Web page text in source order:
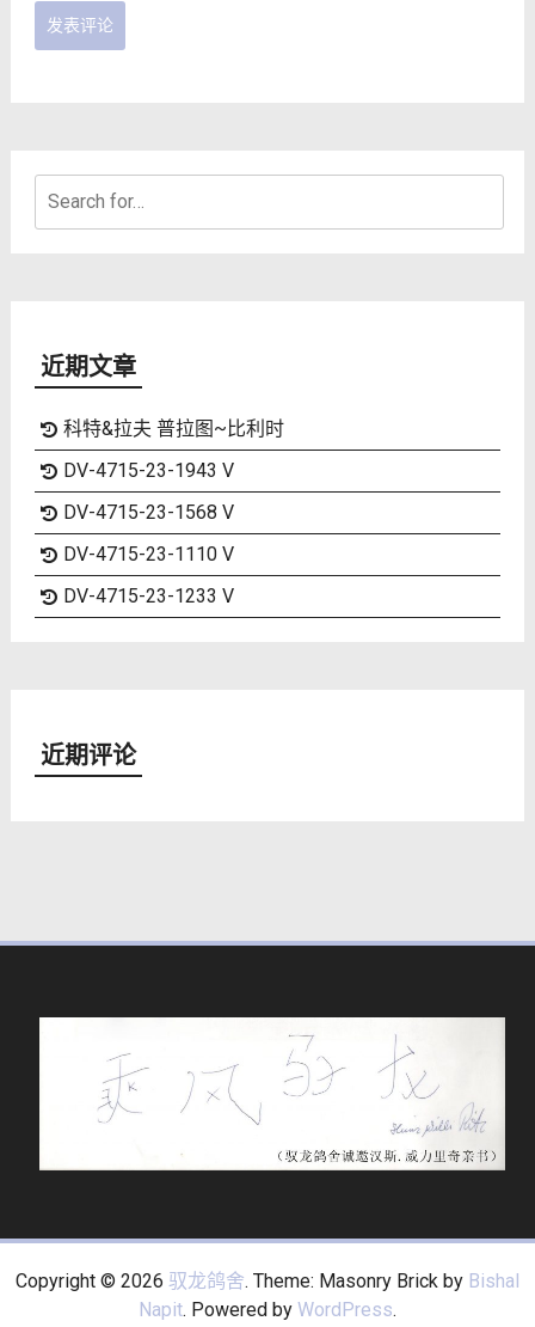
近期文章
科特&拉夫 普拉图~比利时
DV-4715-23-1943 V
DV-4715-23-1568 V
DV-4715-23-1110 V
DV-4715-23-1233 V
近期评论
Copyright © 2026 驭龙鸽舍. Theme: Masonry Brick by Bishal
Napit. Powered by WordPress.